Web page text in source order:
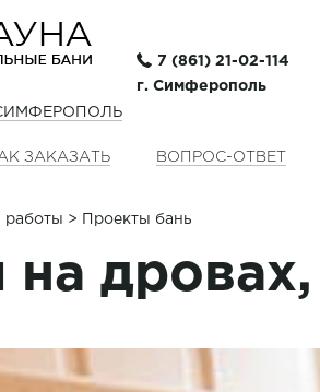
7 (861) 21-02-114
г. Симферополь
ЗАКАЗАТЬ ВОПРОС-ОТВЕТ
> Проекты бань
на